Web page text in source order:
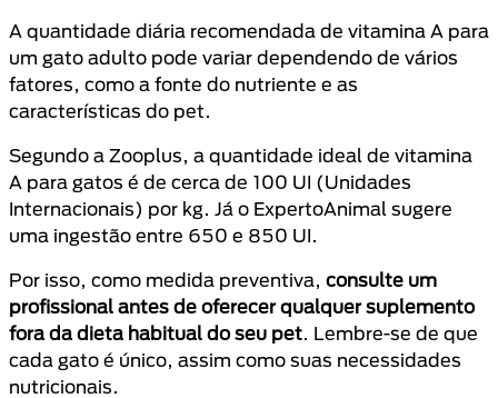
A quantidade diária recomendada de vitamina A para
um gato adulto pode variar dependendo de vários
fatores, como a fonte do nutriente e as
características do pet.
Segundo a Zooplus, a quantidade ideal de vitamina
A para gatos é de cerca de 100 UI (Unidades
Internacionais) por kg. Já o ExpertoAnimal sugere
uma ingestão entre 650 e 850 UI.
Por isso, como medida preventiva, consulte um
profissional antes de oferecer qualquer suplemento
fora da dieta habitual do seu pet. Lembre-se de que
cada gato é único, assim como suas necessidades
nutricionais.